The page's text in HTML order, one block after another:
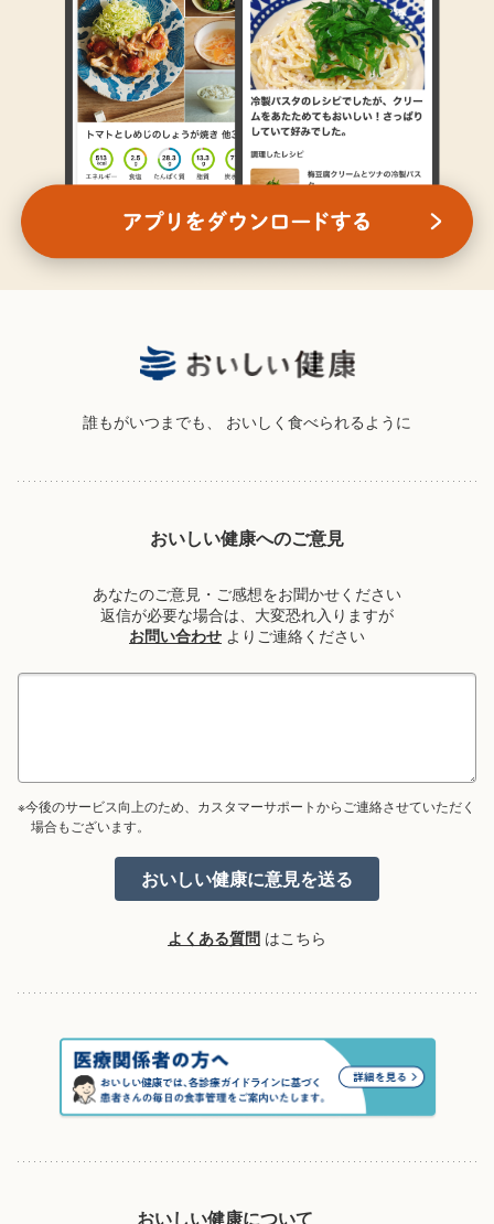
誰もがいつまでも、 おいしく食べられるように
おいしい健康へのご意見
あなたのご意見・ご感想をお聞かせください
返信が必要な場合は、大変恐れ入りますが
お問い合わせ よりご連絡ください
※今後のサービス向上のため、カスタマーサポートからご連絡させていただく
場合もございます。
よくある質問 はこちら
おいしい健康について